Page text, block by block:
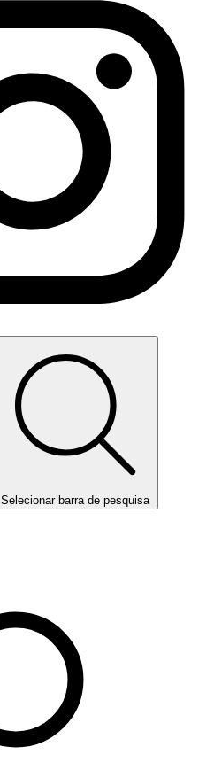
Selecionar barra de pesquisa